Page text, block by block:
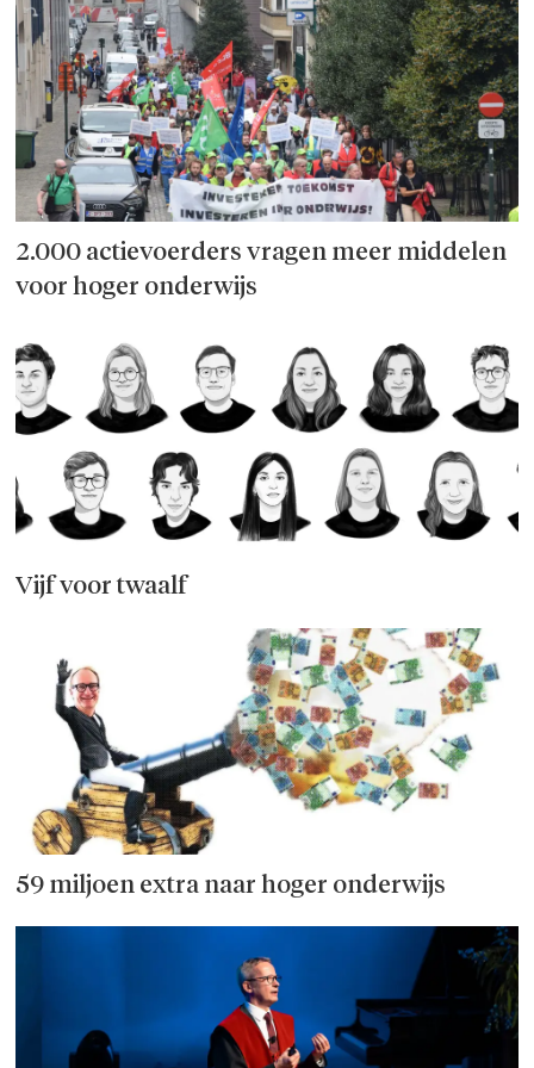
2.000 actievoerders vragen meer middelen
voor hoger onderwijs
Vijf voor twaalf
59 miljoen extra naar hoger onderwijs